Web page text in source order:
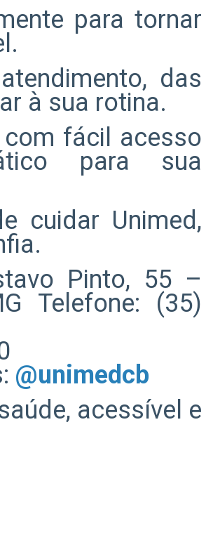
para tornar
das
à sua rotina.
fácil acesso
para sua
cuidar Unimed,
Pinto, 55 –
Telefone: (35)
@unimedcb
acessível e